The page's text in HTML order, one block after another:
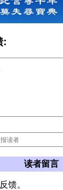
:
读者留言
馈。